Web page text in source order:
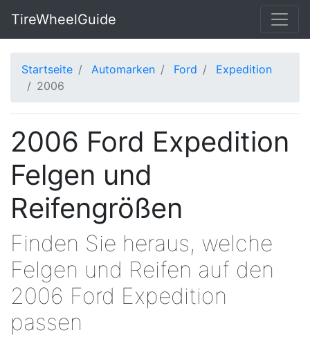
TireWheelGuide
Startseite Automarken Ford
Expedition
2006
2006 Ford Expedition
Felgen und
Reifengrößen
Finden Sie heraus, welche
Felgen und Reifen auf den
2006 Ford Expedition
passen